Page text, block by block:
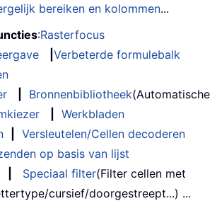
bereiken en kolommen...
:Rasterfocus
Verbeterde formulebalk
Bronnenbibliotheek(Automatische
Werkbladen
Versleutelen/Cellen decoderen
op basis van lijst
Speciaal filter(Filter cellen met
cursief/doorgestreept...) ...